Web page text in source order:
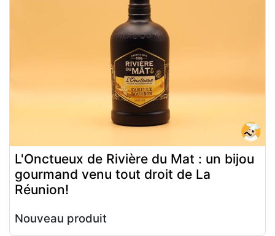
L'Onctueux de Rivière du Mat : un bijou
gourmand venu tout droit de La
Réunion!
Nouveau produit